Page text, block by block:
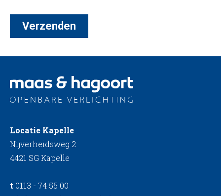
Locatie Kapelle
Nijverheidsweg 2
4421 SG Kapelle
t 0113 - 74 55 00